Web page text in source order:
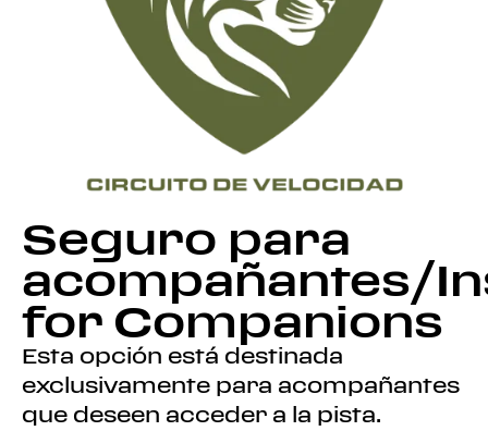
Seguro para
acompañantes/
for Companions
Esta opción está destinada
exclusivamente para acompañantes
que deseen acceder a la pista.